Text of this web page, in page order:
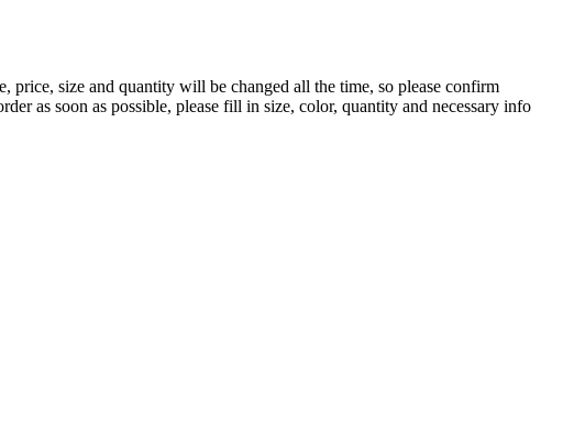
size and quantity will be changed all the time, so please confirm
as soon as possible, please fill in size, color, quantity and necessary info